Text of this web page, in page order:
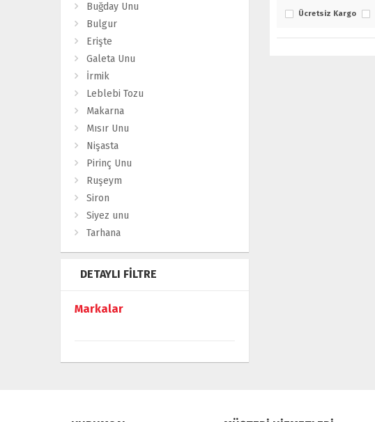
Buğday Unu
Bulgur
Erişte
Galeta Unu
İrmik
Leblebi Tozu
Makarna
Mısır Unu
Nişasta
Pirinç Unu
Ruşeym
Siron
Siyez unu
Tarhana
DETAYLI FILTRE
Markalar
Ücretsiz Kargo